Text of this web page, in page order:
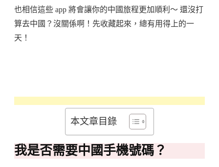
也相信這些 app 將會讓你的中國旅程更加順利～ 還沒打
算去中國？沒關係啊！先收藏起來，總有用得上的一
天！
本文章目錄
我是否需要中國手機號碼？